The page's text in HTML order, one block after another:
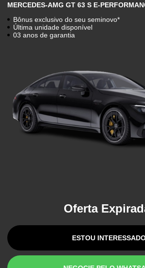
MERCEDES-AMG GT 63 S E-
Bônus exclusivo do seu seminovo*
Última unidade disponível
03 anos de garantia
Oferta
ESTOU